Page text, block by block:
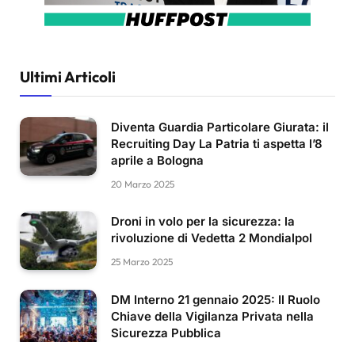
Ultimi Articoli
Diventa Guardia Particolare Giurata: il
Recruiting Day La Patria ti aspetta l’8
aprile a Bologna
20 Marzo 2025
Droni in volo per la sicurezza: la
rivoluzione di Vedetta 2 Mondialpol
25 Marzo 2025
DM Interno 21 gennaio 2025: Il Ruolo
Chiave della Vigilanza Privata nella
Sicurezza Pubblica